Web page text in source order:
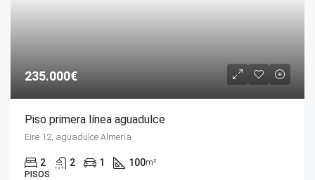
235.000€
Piso primera línea aguadulce
Eire 12, aguadulce Almeria
2 2 1 100m²
PISOS